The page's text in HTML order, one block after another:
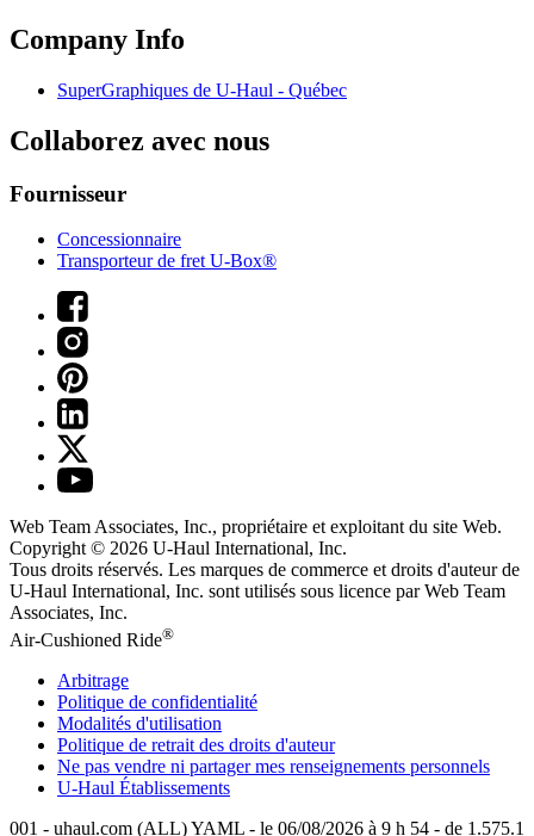
Company Info
SuperGraphiques de U-Haul - Québec
Collaborez avec nous
Fournisseur
Concessionnaire
Transporteur de fret U-Box®
Web Team Associates, Inc., propriétaire et exploitant du site Web.
Copyright © 2026 U-Haul International, Inc.
Tous droits réservés. Les marques de commerce et droits d'auteur de
U-Haul International, Inc. sont utilisés sous licence par Web Team
Associates, Inc.
Air-Cushioned Ride®
Arbitrage
Politique de confidentialité
Modalités d'utilisation
Politique de retrait des droits d'auteur
Ne pas vendre ni partager mes renseignements personnels
U-Haul Établissements
001 - uhaul.com (ALL) YAML - le 06/08/2026 à 9 h 54 - de 1.575.1